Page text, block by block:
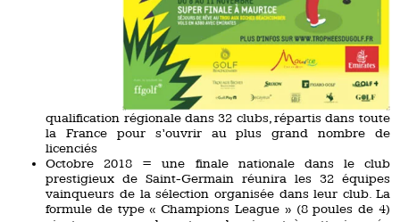
qualification régionale dans 32 clubs, répartis dans toute
la France pour s’ouvrir au plus grand nombre de
licenciés
Octobre 2018 = une finale nationale dans le club
prestigieux de Saint-Germain réunira les 32 équipes
vainqueurs de la sélection organisée dans leur club. La
formule de type « Champions League » (8 poules de 4)